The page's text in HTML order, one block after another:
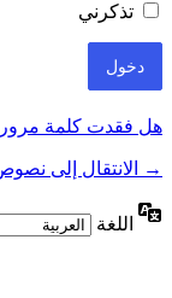
تذكرني
هل فقدت كلمة
→ الانتقال إلى
اللغة